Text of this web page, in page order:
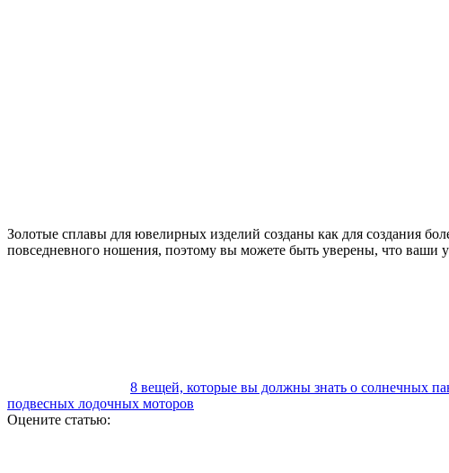
Золотые сплавы для ювелирных изделий созданы как для создания
повседневного ношения, поэтому вы можете быть уверены, что ваши
8 вещей, которые вы должны знать о солнечных
подвесных лодочных моторов
Оцените статью: